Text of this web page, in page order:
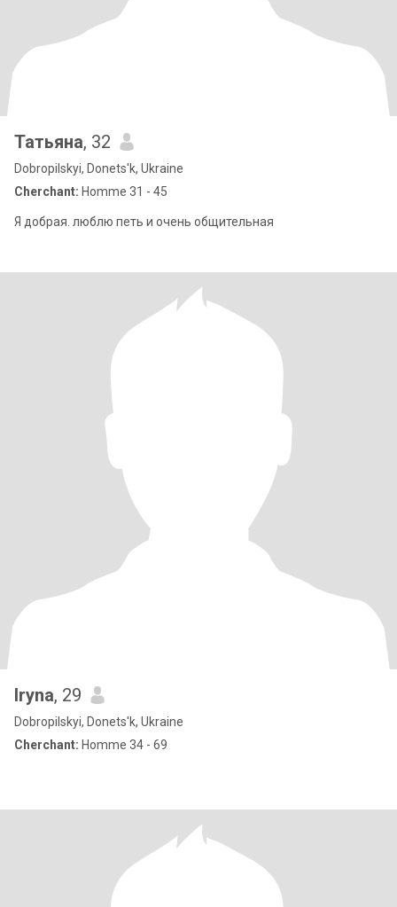
Татьяна, 32
Dobropilskyi, Donets'k, Ukraine
Cherchant: Homme 31 - 45
Я добрая. люблю петь и очень общительная
Iryna, 29
Dobropilskyi, Donets'k, Ukraine
Cherchant: Homme 34 - 69